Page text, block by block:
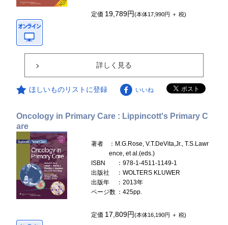
定価 19,789円(本体17,990円 ＋ 税)
詳しく見る
ほしいものリストに登録 いいね
Oncology in Primary Care : Lippincott's Primary C
are
著者
：M.G.Rose, V.T.DeVita,Jr., T.S.Lawr
ence, et al.(eds.)
ISBN
：978-1-4511-1149-1
出版社
：WOLTERS KLUWER
出版年
：2013年
ページ数 ：425pp.
定価 17,809円(本体16,190円 ＋ 税)